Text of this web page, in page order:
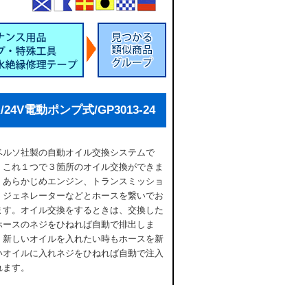
電動ポンプ式/GP3013-24
ルソ社製の自動オイル交換システムで
これ１つで３箇所のオイル交換ができま
あらかじめエンジン、トランスミッショ
ジェネレーターなどとホースを繋いでお
す。オイル交換をするときは、交換した
ースのネジをひねれば自動で排出しま
新しいオイルを入れたい時もホースを新
オイルに入れネジをひねれば自動で注入
す。